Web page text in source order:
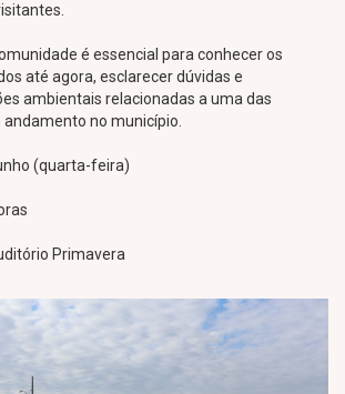
é essencial para conhecer os
até agora, esclarecer dúvidas e
ambientais relacionadas a uma das
no município.
(quarta-feira)
Primavera